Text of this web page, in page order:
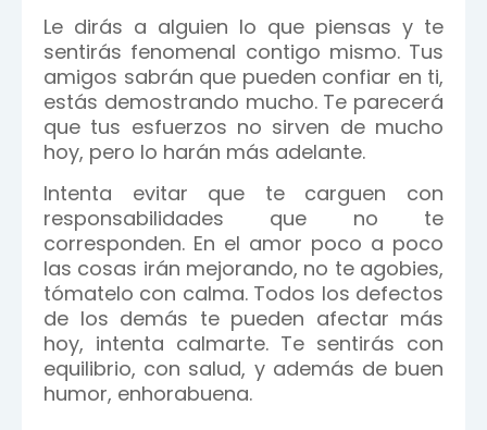
Le dirás a alguien lo que piensas y te
sentirás fenomenal contigo mismo. Tus
amigos sabrán que pueden confiar en ti,
estás demostrando mucho. Te parecerá
que tus esfuerzos no sirven de mucho
hoy, pero lo harán más adelante.
Intenta evitar que te carguen con
responsabilidades que no te
corresponden. En el amor poco a poco
las cosas irán mejorando, no te agobies,
tómatelo con calma. Todos los defectos
de los demás te pueden afectar más
hoy, intenta calmarte. Te sentirás con
equilibrio, con salud, y además de buen
humor, enhorabuena.